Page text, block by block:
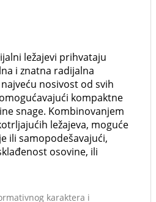
ležajevi prihvataju
i znatna radijalna
nosivost od svih
kompaktne
snage. Kombinovanjem
ležajeva, moguće
ili samopodešavajući,
osovine, ili
karaktera i